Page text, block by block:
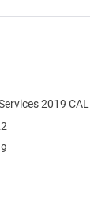
2019 CAL